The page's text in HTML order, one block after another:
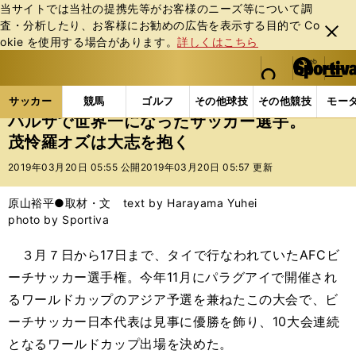
当サイトでは当社の提携先等がお客様のニーズ等について調
査・分析したり、お客様にお勧めの広告を表⽰する⽬的で Co
okie を使⽤する場合があります。詳しくはこちら
閉じ
る
web Sportiva (webスポルティーバ)
検索
マイペ
ー
ジ
メニュ
サッカー 競馬 ゴルフ その他球技 その他競技 モー
ス
ポ
ル
バ
サッカーの記事一覧 サッカー代表 日本代表 バ
バルサで世界一になったサッカー選手。
茂怜羅オズは大志を抱く
2019年03月20日 05:55 公開 2019年03月20日 05:57 更新
原山裕平●取材・文 text by Harayama Yuhei
photo by Sportiva
３月７日から17日まで、タイで行なわれていたAFCビ
ーチサッカー選手権。今年11月にパラグアイで開催され
るワールドカップのアジア予選を兼ねたこの大会で、ビ
ーチサッカー日本代表は見事に優勝を飾り、10大会連続
となるワールドカップ出場を決めた。